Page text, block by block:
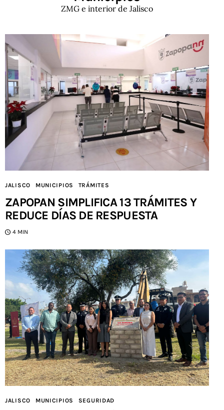
ZMG e interior de Jalisco
JALISCO MUNICIPIOS TRÁMITES
ZAPOPAN SIMPLIFICA 13 TRÁMITES Y
REDUCE DÍAS DE RESPUESTA
4 MIN
JALISCO MUNICIPIOS SEGURIDAD